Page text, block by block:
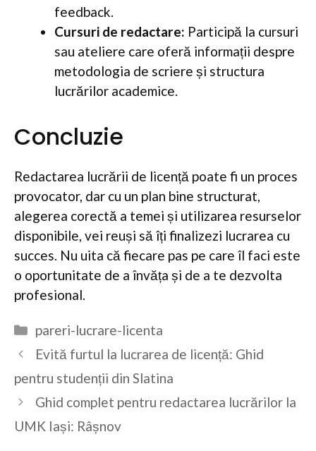
feedback.
Cursuri de redactare: Participă la cursuri
sau ateliere care oferă informații despre
metodologia de scriere și structura
lucrărilor academice.
Concluzie
Redactarea lucrării de licență poate fi un proces
provocator, dar cu un plan bine structurat,
alegerea corectă a temei și utilizarea resurselor
disponibile, vei reuși să îți finalizezi lucrarea cu
succes. Nu uita că fiecare pas pe care îl faci este
o oportunitate de a învăța și de a te dezvolta
profesional.
Categorii
pareri-lucrare-licenta
Evită furtul la lucrarea de licență: Ghid
pentru studenții din Slatina
Ghid complet pentru redactarea lucrărilor la
UMK Iași: Râșnov